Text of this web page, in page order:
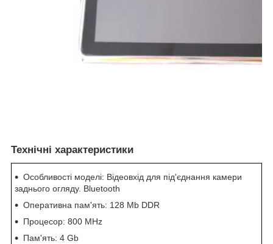
Технічні характеристики
Особливості моделі: Відеовхід для під'єднання камери
заднього огляду. Bluetooth
Оперативна пам'ять: 128 Mb DDR
Процесор: 800 MHz
Пам'ять: 4 Gb